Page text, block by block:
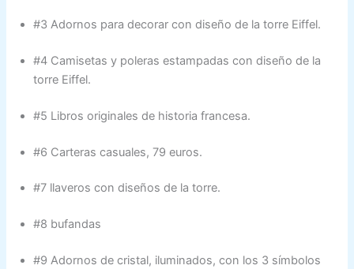
#3 Adornos para decorar con diseño de la torre Eiffel.
#4 Camisetas y poleras estampadas con diseño de la
torre Eiffel.
#5 Libros originales de historia francesa.
#6 Carteras casuales, 79 euros.
#7 llaveros con diseños de la torre.
#8 bufandas
#9 Adornos de cristal, iluminados, con los 3 símbolos